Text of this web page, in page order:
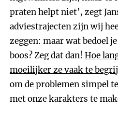
praten helpt niet’, zegt
adviestrajecten zijn wij
zeggen: maar wat bedoel
boos? Zeg dat dan! Hoe
moeilijker ze vaak te
om de problemen simpel
met onze karakters te